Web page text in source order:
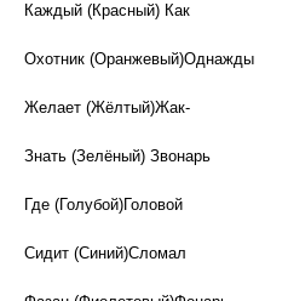
Каждый (Красный) Как
Охотник (Оранжевый)Однажды
Желает (Жёлтый)Жак-
Знать (Зелёный) Звонарь
Где (Голубой)Головой
Сидит (Синий)Сломал